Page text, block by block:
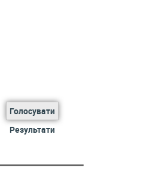
Голосувати
Результати